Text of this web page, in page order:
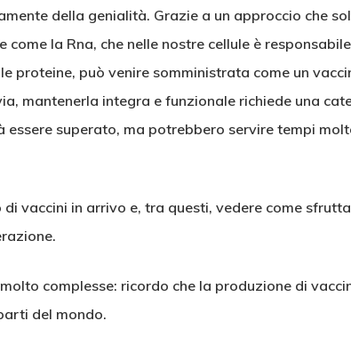
della genialità. Grazie a un approccio che
la Rna, che nelle nostre cellule è
proteine, può venire somministrata come un
mantenerla integra e funzionale richiede una
superato, ma potrebbero servire tempi
vaccini in arrivo e, tra questi, vedere come
complesse: ricordo che la produzione di
del mondo.